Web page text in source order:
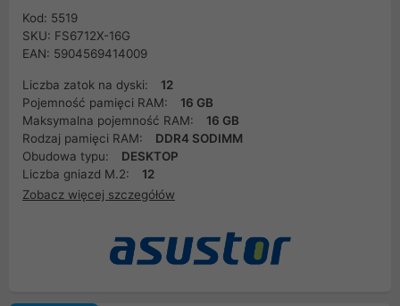
Kod: 5519
SKU: FS6712X-16G
EAN: 5904569414009
Liczba zatok na dyski:
12
Pojemność pamięci RAM:
16 GB
Maksymalna pojemność RAM:
16 GB
Rodzaj pamięci RAM:
DDR4 SODIMM
Obudowa typu:
DESKTOP
Liczba gniazd M.2:
12
Zobacz więcej szczegółów